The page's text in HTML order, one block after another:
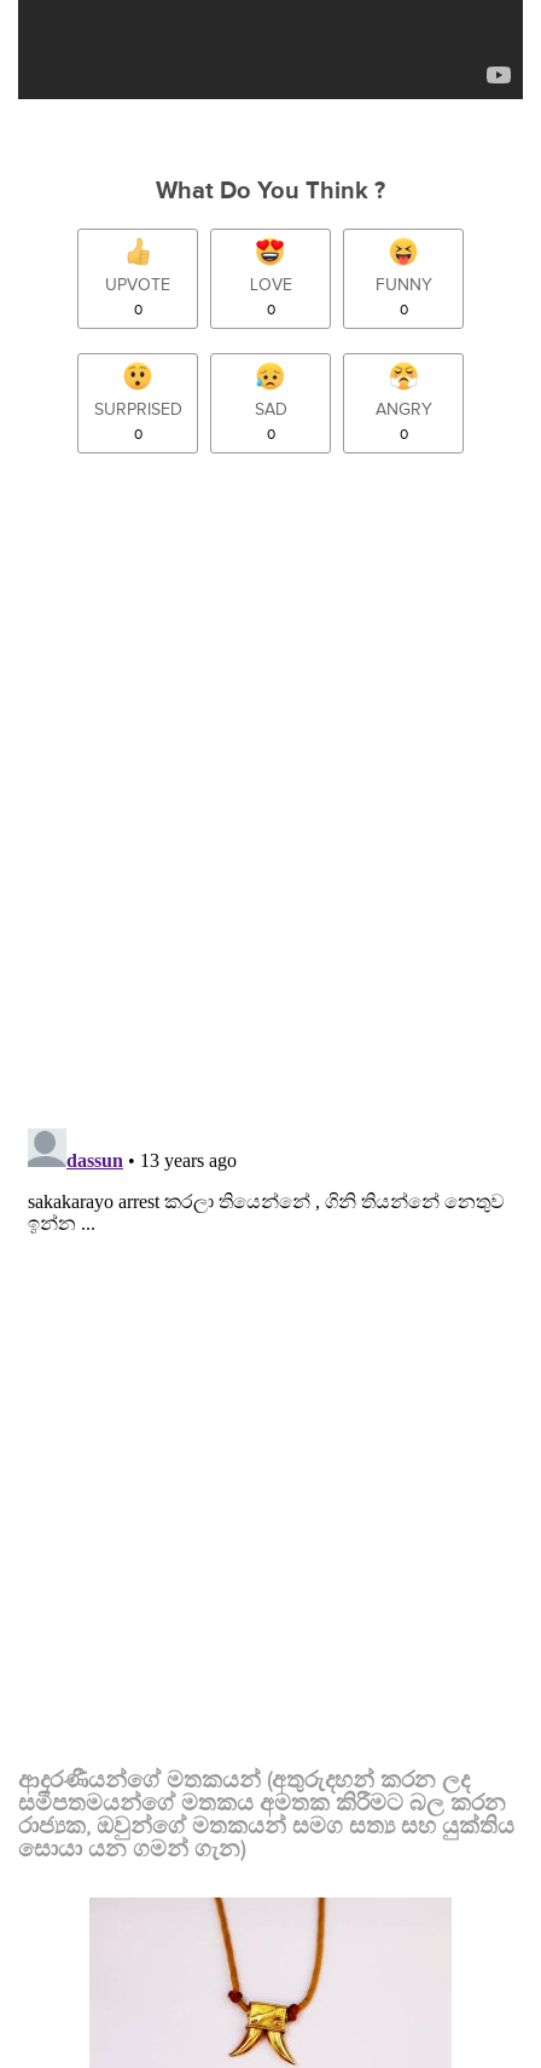
What Do You Think ?
UPVOTE
0
LOVE
0
FUNNY
0
SURPRISED
0
SAD
0
ANGRY
0
ආදරණීයන්ගේ මතකයන් (අතුරුදහන් කරන ලද
සමීපතමයන්ගේ මතකය අමතක කිරීමට බල කරන
රාජ්‍යක, ඔවුන්ගේ මතකයන් සමග සත්‍ය සහ යුක්තිය
සොයා යන ගමන් ගැන)